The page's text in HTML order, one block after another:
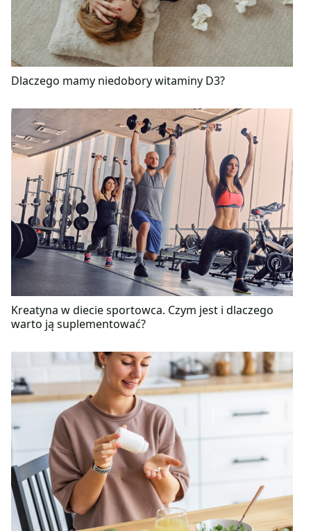
Dlaczego mamy niedobory witaminy D3?
Kreatyna w diecie sportowca. Czym jest i dlaczego
warto ją suplementować?